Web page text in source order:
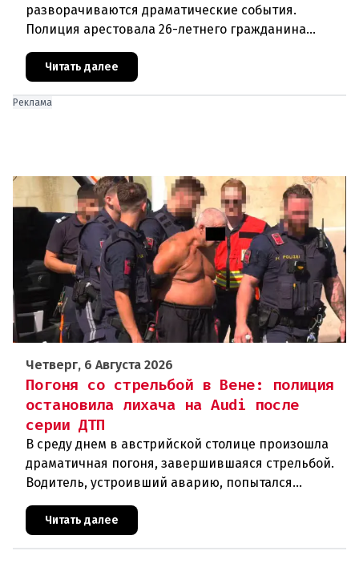
разворачиваются драматические события.
Полиция арестовала 26-летнего гражданина
Афганистана по подозрению в изнасиловании
двух 16-летних девушек.Вызов полиции и задер
Читать далее
Реклама
Четверг, 6 Августа 2026
Погоня со стрельбой в Вене: полиция
остановила лихача на Audi после
серии ДТП
В среду днем в австрийской столице произошла
драматичная погоня, завершившаяся стрельбой.
Водитель, устроивший аварию, попытался
скрыться от полиции, спровоцировав несколько
новых столкновений.Что слу
Читать далее